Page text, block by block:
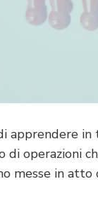
apprendere
di operazioni
messe in atto